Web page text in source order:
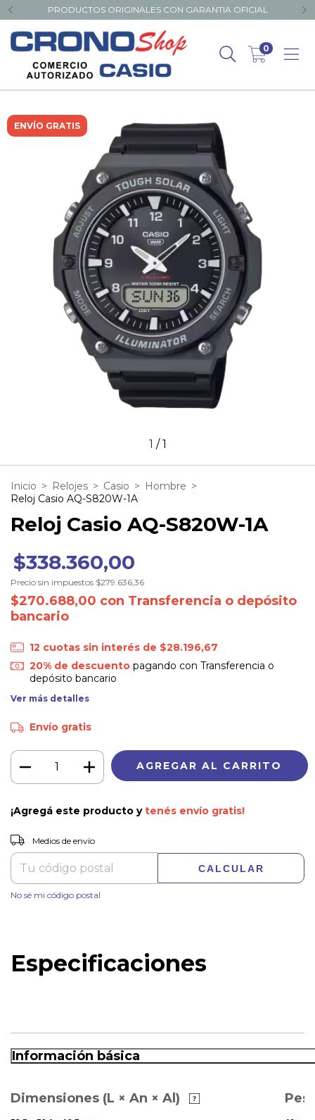
PRODUCTOS ORIGINALES CON GARANTIA OFICIAL
0
ENVÍO GRATIS
1 /1
Inicio > Relojes > Casio > Hombre >
Reloj Casio AQ-S820W-1A
Reloj Casio AQ-S820W-1A
$338.360,00
Precio sin impuestos $279.636,36
$270.688,00 con Transferencia o depósito
bancario
12 cuotas sin interés de $28.196,67
20% de descuentopagando con Transferencia o
depósito bancario
Ver más detalles
Envío gratis
¡Agregá este producto ytenés envío gratis!
Entregas para el CP:
Medios de envío
CALCULAR
No sé mi código postal
Especificaciones
Información básica
Dimensiones (L × An × Al)